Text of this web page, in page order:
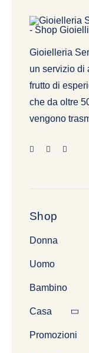
Gioielleria
un servizio di
frutto di
che da oltre
vengono
Shop
Donna
Uomo
Bambino
Casa
Promozioni